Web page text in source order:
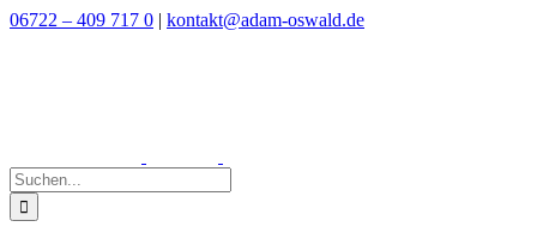
Zum
06722 – 409 717 0 | kontakt@adam-oswald.de
Suche
nach: